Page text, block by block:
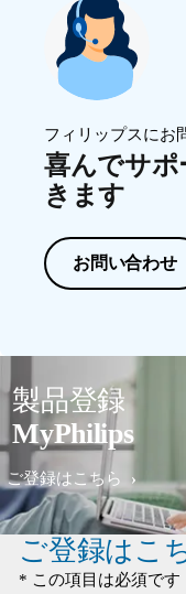
フィリップスにお
喜んでサ
きます
お問い合わせ
製品登録
MyPhilips
ご登録はこちら
ご登録はこ
* この項目は必須です